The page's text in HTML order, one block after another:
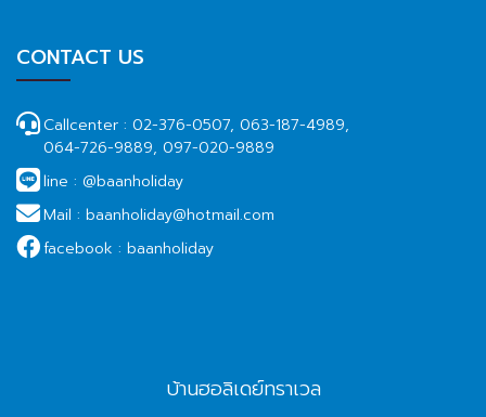
CONTACT US
Callcenter : 02-376-0507, 063-187-4989,
064-726-9889, 097-020-9889
line : @baanholiday
Mail : baanholiday@hotmail.com
facebook : baanholiday
บ้านฮอลิเดย์ทราเวล